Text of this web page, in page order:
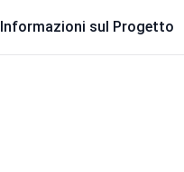
Informazioni sul Progetto